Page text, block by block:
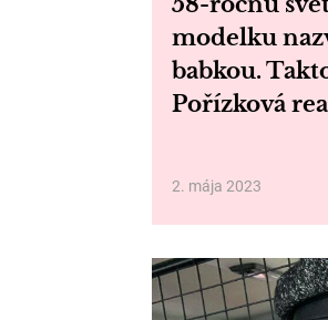
modelku
babkou.
Pořízková
2. mája 2023